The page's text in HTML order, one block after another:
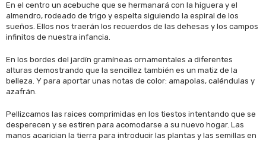
En el centro un acebuche que se hermanará con la higuera y el
almendro, rodeado de trigo y espelta siguiendo la espiral de los
sueños. Ellos nos traerán los recuerdos de las dehesas y los campos
infinitos de nuestra infancia.
En los bordes del jardín gramíneas ornamentales a diferentes
alturas demostrando que la sencillez también es un matiz de la
belleza. Y para aportar unas notas de color: amapolas, caléndulas y
azafrán.
Pellizcamos las raices comprimidas en los tiestos intentando que se
desperecen y se estiren para acomodarse a su nuevo hogar. Las
manos acarician la tierra para introducir las plantas y las semillas en